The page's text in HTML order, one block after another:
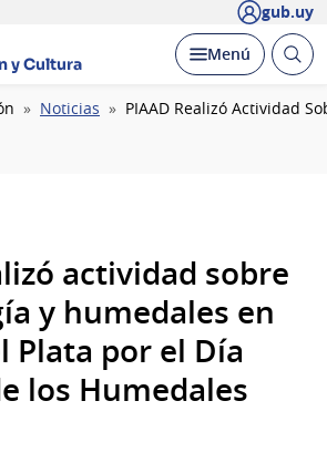
gub.uy
y Cultura
Desplegar
Menú Abrir
Noticias PIAAD Realizó Actividad
actividad sobre
y humedales en
Plata por el Día
los Humedales